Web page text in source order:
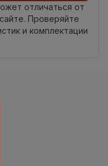
отличаться от
Проверяйте
и комплектации